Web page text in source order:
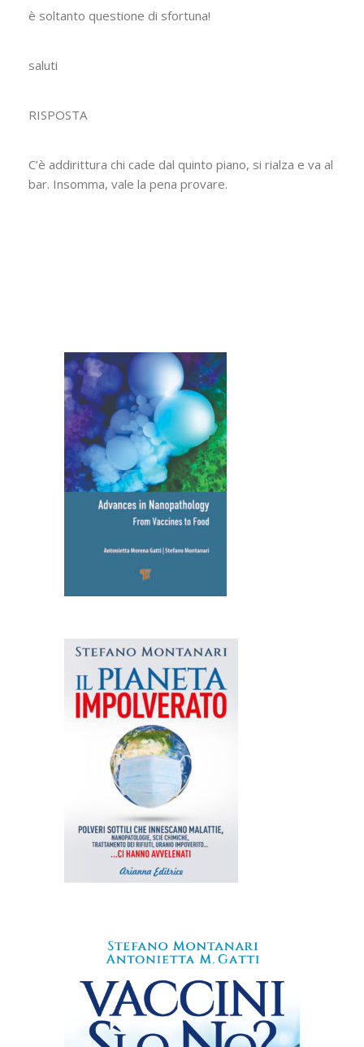
è soltanto questione di sfortuna!
saluti
RISPOSTA
C’è addirittura chi cade dal quinto piano, si rialza e va al
bar. Insomma, vale la pena provare.